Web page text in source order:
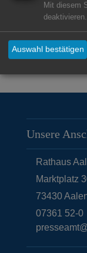
Unsere
Rathaus
Marktplatz
73430
07361 52-0
Mit diesem
deaktivieren.
Auswahl bestätigen